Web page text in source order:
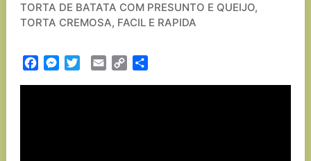
TORTA DE BATATA COM PRESUNTO E QUEIJO,
TORTA CREMOSA, FACIL E RAPIDA
FacebookMessenger
TwitterEmail Copy